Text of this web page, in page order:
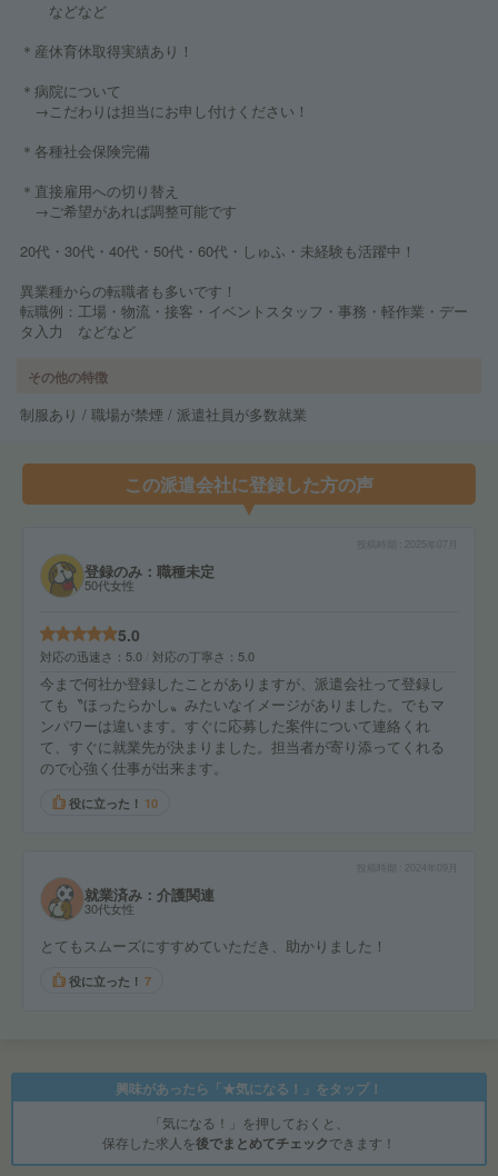
などなど
＊産休育休取得実績あり！
＊病院について
→こだわりは担当にお申し付けください！
＊各種社会保険完備
＊直接雇用への切り替え
→ご希望があれば調整可能です
20代・30代・40代・50代・60代・しゅふ・未経験も活躍中！
異業種からの転職者も多いです！
転職例：工場・物流・接客・イベントスタッフ・事務・軽作業・デー
タ入力 などなど
その他の特徴
制服あり / 職場が禁煙 / 派遣社員が多数就業
この派遣会社に登録した方の声
2025年07月
登録のみ：職種未定
50代女性
5.0
対応の迅速さ 5.0 対応の丁寧さ 5.0
今まで何社か登録したことがありますが、派遣会社って登録し
ても〝ほったらかし〟みたいなイメージがありました。でもマ
ンパワーは違います。すぐに応募した案件について連絡くれ
て、すぐに就業先が決まりました。担当者が寄り添ってくれる
ので心強く仕事が出来ます。
役に立った！ 10
2024年09月
就業済み：介護関連
30代女性
とてもスムーズにすすめていただき、助かりました！
役に立った！ 7
興味があったら「★気になる！」をタップ！
「気になる！」を押しておくと、
保存した求人を後でまとめてチェックできます！